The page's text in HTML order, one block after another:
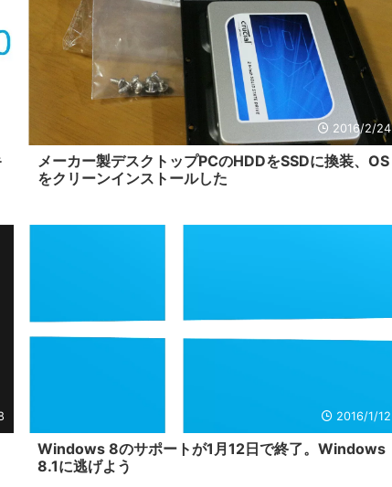
2016/2/24
メーカー製デスクトップPCのHDDをSSDに換装、OS
をクリーンインストールした
2016/1/12
Windows 8のサポートが1月12日で終了。Windows
8.1に逃げよう